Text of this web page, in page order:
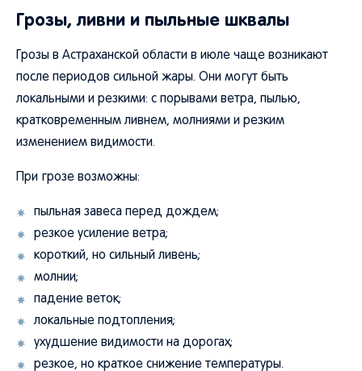
Грозы, ливни и пыльные шквалы
Грозы в Астраханской области в июле чаще возникают
после периодов сильной жары. Они могут быть
локальными и резкими: с порывами ветра, пылью,
кратковременным ливнем, молниями и резким
изменением видимости.
При грозе возможны:
пыльная завеса перед дождем;
резкое усиление ветра;
короткий, но сильный ливень;
молнии;
падение веток;
локальные подтопления;
ухудшение видимости на дорогах;
резкое, но краткое снижение температуры.